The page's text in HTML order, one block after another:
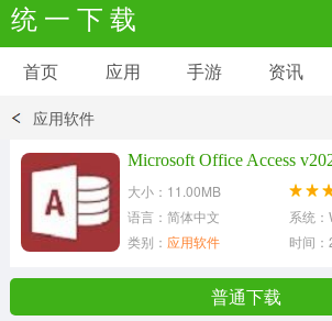
统 一 下 载
安卓应用
网络购物
首页 应用 手游 资讯
应用软件
Microsoft Office Access
大小：11.00MB
语言：简体中文
系统
类别： 应用软件 时间
普通下载